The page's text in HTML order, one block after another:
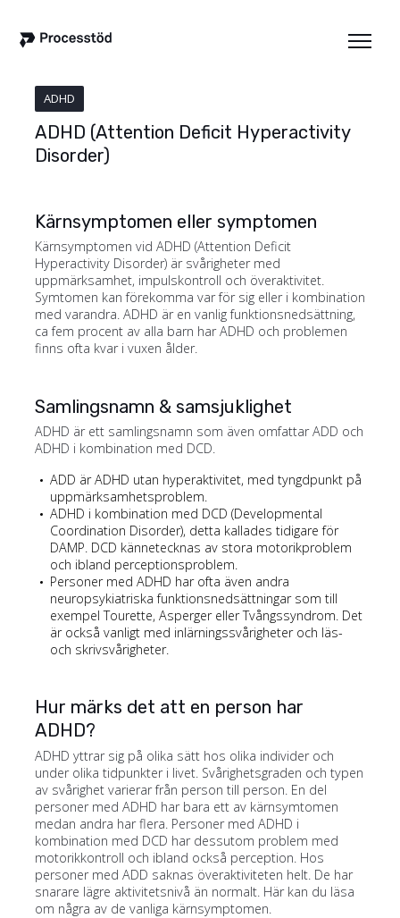
ADHD (Attention Deficit Hyperactivity
Disorder)
ADHD
Kärnsymptomen eller symptomen
Kärnsymptomen vid ADHD (Attention Deficit
Hyperactivity Disorder) är svårigheter med
uppmärksamhet, impulskontroll och överaktivitet.
Symtomen kan förekomma var för sig eller i kombination
med varandra. ADHD är en vanlig funktionsnedsättning,
ca fem procent av alla barn har ADHD och problemen
finns ofta kvar i vuxen ålder.
Samlingsnamn & samsjuklighet
ADHD är ett samlingsnamn som även omfattar ADD och
ADHD i kombination med DCD.
ADD är ADHD utan hyperaktivitet, med tyngdpunkt på
uppmärksamhetsproblem.
ADHD i kombination med DCD (Developmental
Coordination Disorder), detta kallades tidigare för
DAMP. DCD kännetecknas av stora motorikproblem
och ibland perceptionsproblem.
Personer med ADHD har ofta även andra
neuropsykiatriska funktionsnedsättningar som till
exempel Tourette, Asperger eller Tvångssyndrom. Det
är också vanligt med inlärningssvårigheter och läs-
och skrivsvårigheter.
Hur märks det att en person har
ADHD?
ADHD yttrar sig på olika sätt hos olika individer och
under olika tidpunkter i livet. Svårighetsgraden och typen
av svårighet varierar från person till person. En del
personer med ADHD har bara ett av kärnsymtomen
medan andra har flera. Personer med ADHD i
kombination med DCD har dessutom problem med
motorikkontroll och ibland också perception. Hos
personer med ADD saknas överaktiviteten helt. De har
snarare lägre aktivitetsnivå än normalt. Här kan du läsa
om några av de vanliga kärnsymptomen.